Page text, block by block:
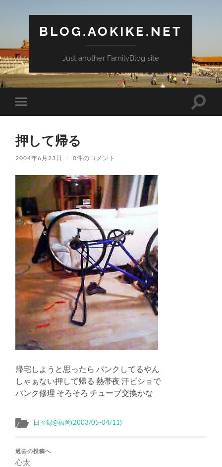
BLOG.AOKIKE.NET
Just another FamilyBlog site
モ
バ
ル
メ
ニ
ュ
を
切
り
替
え
る
検
押して帰る
2004年6月23日 / 0件のコメント
帰宅しようと思ったら パンクしてるやん
しゃぁない押して帰る 熱帯夜 汗ビショで
パンク修理 そろそろ チューブ交換かな
日々録@福岡(2003/05-04/11)
過去の投稿へ
心太